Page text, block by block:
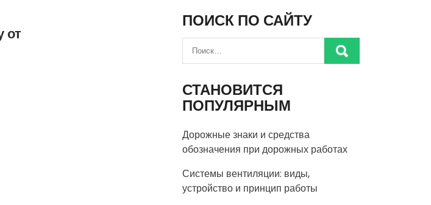
от
ПОИСК ПО САЙТУ
СТАНОВИТСЯ
ПОПУЛЯРНЫМ
Дорожные знаки и средства
обозначения при дорожных работах
Системы вентиляции: виды,
устройство и принцип работы